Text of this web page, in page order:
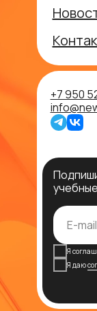
Я
Я даю
+7 950